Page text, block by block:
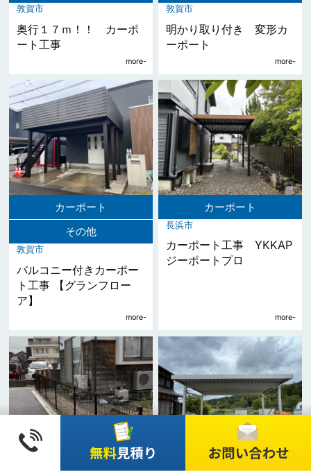
敦賀市
奥行１７ｍ！！ カーポ
ート工事
敦賀市
明かり取り付き 変形カ
ーポート
カーポート
その他
敦賀市
バルコニー付きカーポー
ト工事 【グランフロー
ア】
カーポート
長浜市
カーポート工事 YKKAP
ジーポートプロ
フェンス カーポート